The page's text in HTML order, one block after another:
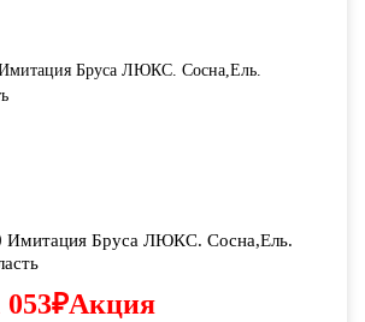
Имитация Бруса ЛЮКС. Сосна,Ель.
053₽Акция